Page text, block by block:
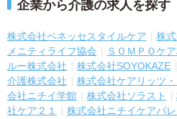
企業から介護の求人を探す
株式会社ベネッセスタイルケア 株
メニティライフ協会
ＳＯＭＰＯケ
ルー株式会社
株式会社SOYOKAZE
介護株式会社
株式会社ケアリッツ
会社ニチイ学館
株式会社ソラスト
社ケア２１
株式会社ニチイケアパレ